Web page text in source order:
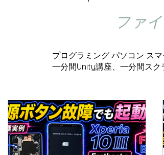
ファ
プログラミング パソコン ス
一分間Unity講座、一分間ス